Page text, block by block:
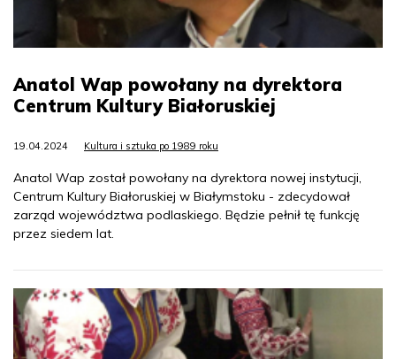
Anatol Wap powołany na dyrektora
Centrum Kultury Białoruskiej
19.04.2024 Kultura i sztuka po 1989 roku
Anatol Wap został powołany na dyrektora nowej instytucji,
Centrum Kultury Białoruskiej w Białymstoku - zdecydował
zarząd województwa podlaskiego. Będzie pełnił tę funkcję
przez siedem lat.